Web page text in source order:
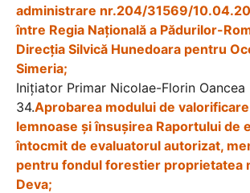
administrare nr.204/31569/
între Regia Națională a Pădurilor-
Direcția Silvică Hunedoara pentru
Simeria;
Iniţiator Primar Nicolae-Florin Oancea
34.Aprobarea modului de
lemnoase și însușirea Raportului de
întocmit de evaluatorul autorizat,
pentru fondul forestier proprietatea
Deva;